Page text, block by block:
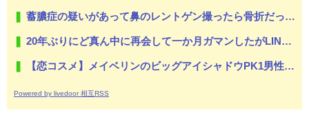
蓄膿症の疑いがあって鼻のレントゲン撮ったら骨折だった。そういや幼稚園の頃顔面着地したことがあったが、 母ちゃん当時気づかなかったのかよ・・・
20年ぶりにど真ん中に再会して一か月ガマンしたがLINEで「たまに二人で昔話ができる友達になろう」的なメッセ送信した。昨日まで既読無視
【恋コスメ】メイベリンのビッグアイシャドウPK1男性からの評判めちゃくちゃ良い。
Powered by livedoor 相互RSS